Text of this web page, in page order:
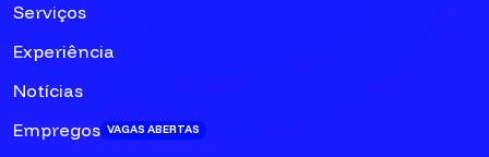
Serviços
Experiência
Notícias
Empregos VAGAS ABERTAS